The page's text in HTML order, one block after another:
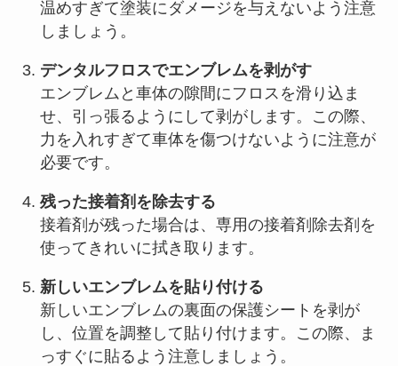
温めすぎて塗装にダメージを与えないよう注意
しましょう。
デンタルフロスでエンブレムを剥がす
エンブレムと車体の隙間にフロスを滑り込ま
せ、引っ張るようにして剥がします。この際、
力を入れすぎて車体を傷つけないように注意が
必要です。
残った接着剤を除去する
接着剤が残った場合は、専用の接着剤除去剤を
使ってきれいに拭き取ります。
新しいエンブレムを貼り付ける
新しいエンブレムの裏面の保護シートを剥が
し、位置を調整して貼り付けます。この際、ま
っすぐに貼るよう注意しましょう。